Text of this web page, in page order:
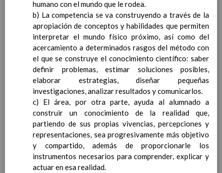
Competencias bÃ¡sicas
ProgramaciÃ³n y relaciÃ³n de los
elementos curriculares del 2Âº ciclo de
e. Infantil
15 noviembre 2019
EvaluaciÃ³n 15 noviembre 2019
InterrelaciÃ³n familiar-centro
educativo
AtenciÃ³n a la diversidad
15 noviembre
2019
Proyecto curricular de ReligiÃ³n
CatÃ³lica en Segundo Ciclo de Infantil
ConcreciÃ³n curricular para la
etapa
15 noviembre 2019
Ãrea III: Lenguajes:
comunicaciÃ³n y
humano con el mundo que le rodea.
b) La competencia se va construyendo a través de la
apropiación de conceptos y habilidades que permiten
interpretar el mundo físico próximo, así como del
acercamiento a determinados rasgos del método con
el que se construye el conocimiento científico: saber
definir problemas, estimar soluciones posibles,
elaborar estrategias, diseñar pequeñas
investigaciones, analizar resultados y comunicarlos.
c) El área, por otra parte, ayuda al alumnado a
construir un conocimiento de la realidad que,
partiendo de sus propias vivencias, percepciones y
representaciones, sea progresivamente más objetivo
y compartido, además de proporcionarle los
instrumentos necesarios para comprender, explicar y
actuar en esa realidad.